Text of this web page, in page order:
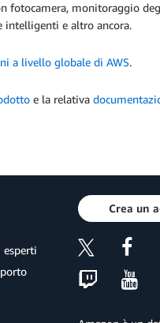
fotocamera, monitoraggio
intelligenti e altro ancora.
a livello globale di AWS.
e la relativa
esperti
Crea un